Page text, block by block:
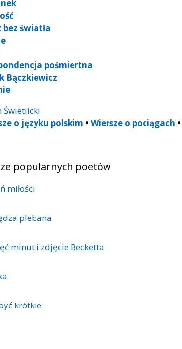
bez światła
pośmiertna
Bączkiewicz
Świetlicki
o języku polskim • Wiersze o pociągach •
popularnych poetów
miłości
plebana
minut i zdjęcie Becketta
krótkie